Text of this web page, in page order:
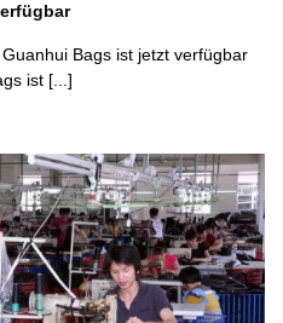
Bags ist jetzt verfügbar
ist [...]